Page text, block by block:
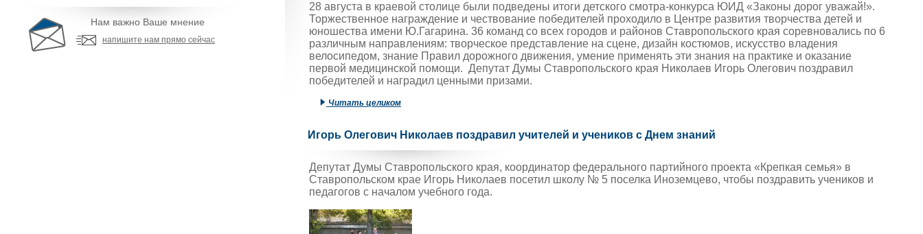
Нам важно Ваше мнение
напишите нам прямо сейчас
28 августа в краевой столице были подведены итоги детского смотра-конкурса ЮИД «Законы дорог уважай!».
Торжественное награждение и чествование победителей проходило в Центре развития творчества детей и
юношества имени Ю.Гагарина. 36 команд со всех городов и районов Ставропольского края соревновались по 6
различным направлениям: творческое представление на сцене, дизайн костюмов, искусство владения
велосипедом, знание Правил дорожного движения, умение применять эти знания на практике и оказание
первой медицинской помощи. Депутат Думы Ставропольского края Николаев Игорь Олегович поздравил
победителей и наградил ценными призами.
Читать целиком
Игорь Олегович Николаев поздравил учителей и учеников с Днем знаний
Депутат Думы Ставропольского края, координатор федерального партийного проекта «Крепкая семья» в
Ставропольском крае Игорь Николаев посетил школу № 5 поселка Иноземцево, чтобы поздравить учеников и
педагогов с началом учебного года.